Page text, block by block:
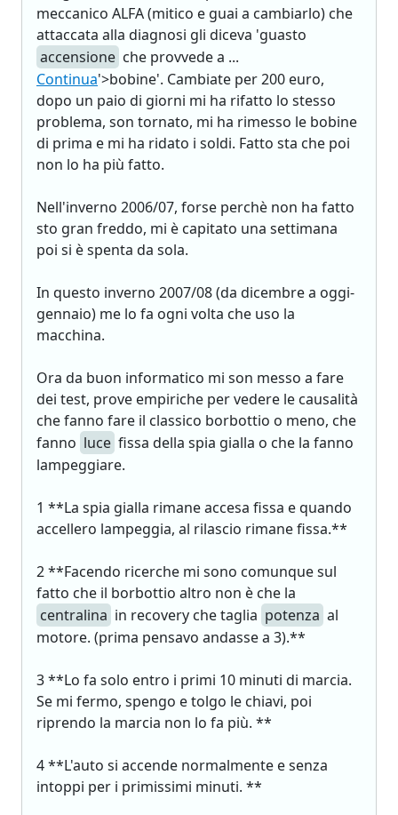
meccanico ALFA (mitico e guai a cambiarlo) che
attaccata alla diagnosi gli diceva 'guasto
accensione che provvede a ...
Continua'>bobine'. Cambiate per 200 euro,
dopo un paio di giorni mi ha rifatto lo stesso
problema, son tornato, mi ha rimesso le bobine
di prima e mi ha ridato i soldi. Fatto sta che poi
non lo ha più fatto.
Nell'inverno 2006/07, forse perchè non ha fatto
sto gran freddo, mi è capitato una settimana
poi si è spenta da sola.
In questo inverno 2007/08 (da dicembre a oggi-
gennaio) me lo fa ogni volta che uso la
macchina.
Ora da buon informatico mi son messo a fare
dei test, prove empiriche per vedere le causalità
che fanno fare il classico borbottio o meno, che
fanno luce fissa della spia gialla o che la fanno
lampeggiare.
1 **La spia gialla rimane accesa fissa e quando
accellero lampeggia, al rilascio rimane fissa.**
2 **Facendo ricerche mi sono comunque sul
fatto che il borbottio altro non è che la
centralina in recovery che taglia potenza al
motore. (prima pensavo andasse a 3).**
3 **Lo fa solo entro i primi 10 minuti di marcia.
Se mi fermo, spengo e tolgo le chiavi, poi
riprendo la marcia non lo fa più. **
4 **L'auto si accende normalmente e senza
intoppi per i primissimi minuti. **